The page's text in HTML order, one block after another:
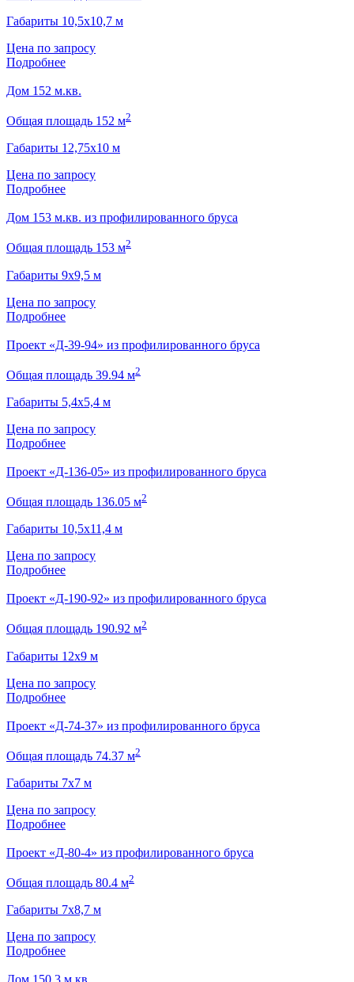
Габариты 10,5х10,7 м
Цена по запросу
Подробнее
Дом 152 м.кв.
Общая площадь 152 м2
Габариты 12,75х10 м
Цена по запросу
Подробнее
Дом 153 м.кв. из профилированного бруса
Общая площадь 153 м2
Габариты 9х9,5 м
Цена по запросу
Подробнее
Проект «Д-39-94» из профилированного бруса
Общая площадь 39.94 м2
Габариты 5,4х5,4 м
Цена по запросу
Подробнее
Проект «Д-136-05» из профилированного бруса
Общая площадь 136.05 м2
Габариты 10,5х11,4 м
Цена по запросу
Подробнее
Проект «Д-190-92» из профилированного бруса
Общая площадь 190.92 м2
Габариты 12х9 м
Цена по запросу
Подробнее
Проект «Д-74-37» из профилированного бруса
Общая площадь 74.37 м2
Габариты 7х7 м
Цена по запросу
Подробнее
Проект «Д-80-4» из профилированного бруса
Общая площадь 80.4 м2
Габариты 7х8,7 м
Цена по запросу
Подробнее